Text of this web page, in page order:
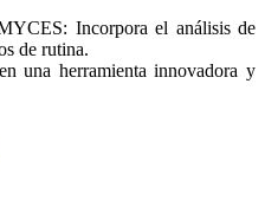
Incorpora el análisis de
de rutina.
una herramienta innovadora y